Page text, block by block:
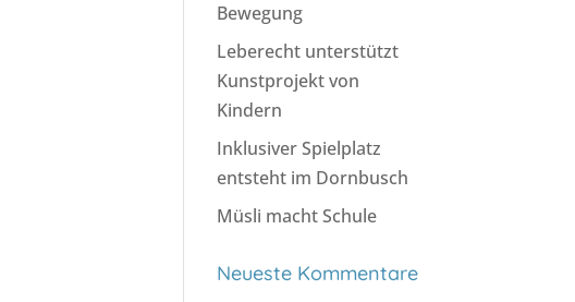
Bewegung
Leberecht unterstützt
Kunstprojekt von
Kindern
Inklusiver Spielplatz
entsteht im Dornbusch
Müsli macht Schule
Neueste Kommentare